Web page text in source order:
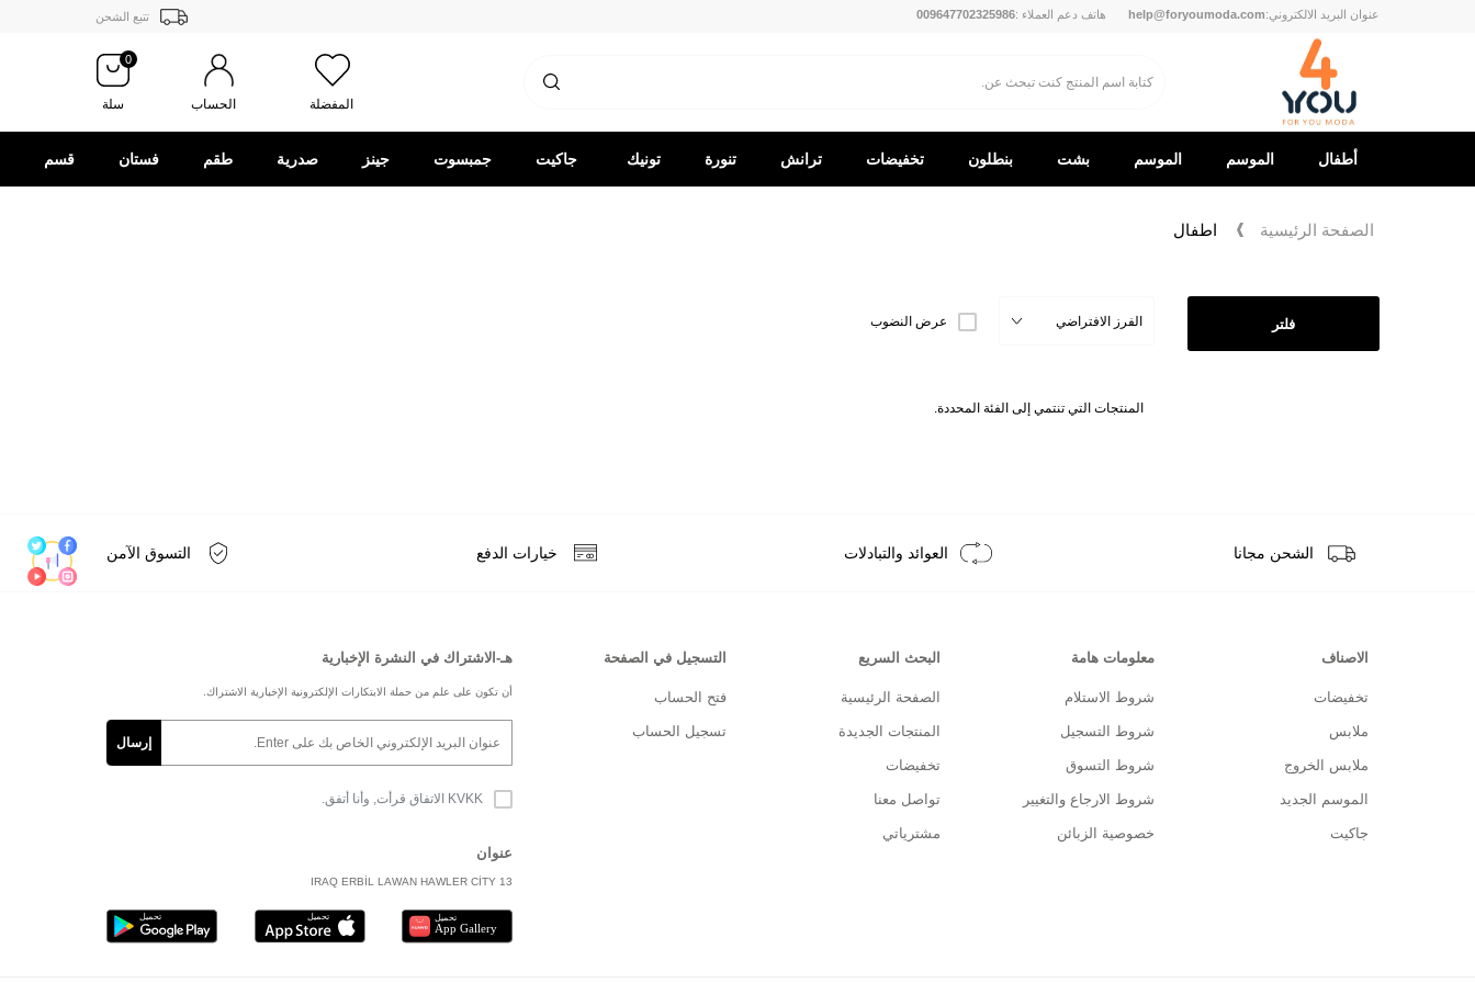
عنوان البريد الالكتروني:help@foryoumoda.com هاتف دعم العملاء :009647702325986 تتبع الشحن
المفضلة الحساب
0
سلة
أطفال الموسم الموسم بشت بنطلون تخفيضات ترانش تنورة تونيك جاكيت جمبسوت جينز صدرية طقم فستان قسم
الصفحة الرئيسية اطفال
فلتر عرض النضوب
المنتجات التي تنتمي إلى الفئة المحددة.
الشحن مجانا العوائد والتبادلات خيارات الدفع التسوق الآمن
الاصناف
تخفيضات
ملابس
ملابس الخروج
الموسم الجديد
جاكيت
معلومات هامة
شروط الاستلام
شروط التسجيل
شروط التسوق
شروط الارجاع والتغيير
خصوصية الزبائن
البحث السريع
الصفحة الرئيسية
المنتجات الجديدة
تخفيضات
تواصل معنا
مشترياتي
التسجيل في الصفحة
فتح الحساب
تسجيل الحساب
هـ-الاشتراك في النشرة الإخبارية
أن تكون على علم من حملة الابتكارات الإلكترونية الإخبارية الاشتراك.
KVKK الاتفاق قرأت, وأنا أتفق.
عنوان
IRAQ ERBİL LAWAN HAWLER CİTY 13